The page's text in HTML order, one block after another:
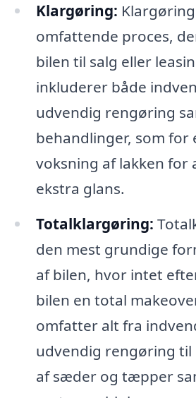
Klargøring:
omfattende proces,
bilen til salg eller
inkluderer både
udvendig rengøring
behandlinger, som for
voksning af lakken for
ekstra glans.
Totalklargøring:
den mest grundige
af bilen, hvor intet
bilen en total
omfatter alt fra
udvendig rengøring til
af sæder og tæpper